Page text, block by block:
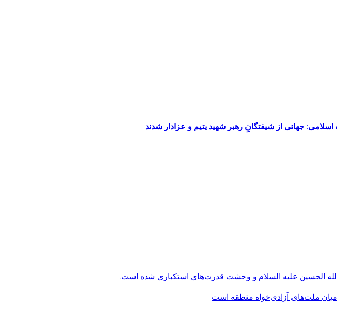
جهانی از شیفتگانِ رهبر شهید یتیم و عزادار شدند
الحسین علیه السلام و وحشت قدرت‌های استکباری شده است.
ملت‌های آزادی‌خواه منطقه است